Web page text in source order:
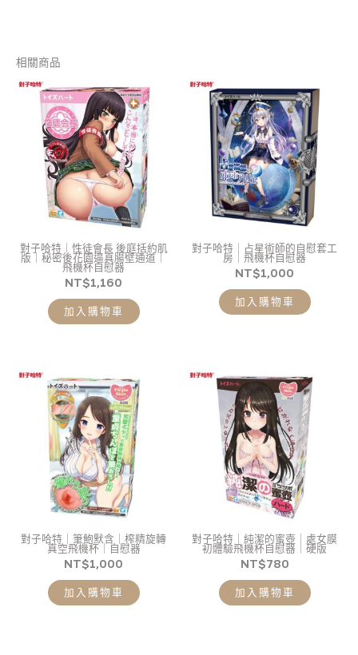
相關商品
對子哈特｜性徒會長 後庭括約肌
版｜秘密後花園逼真腸壁通道｜
飛機杯自慰器
NT$1,160
加入購物車
對子哈特｜占星術師的自慰套工
房｜飛機杯自慰器
NT$1,000
加入購物車
對子哈特｜筆鮑默含｜榨精旋轉
真空飛機杯｜自慰器
NT$1,000
加入購物車
對子哈特｜純潔的蜜壺｜處女膜
初體驗飛機杯自慰器｜硬版
NT$780
加入購物車